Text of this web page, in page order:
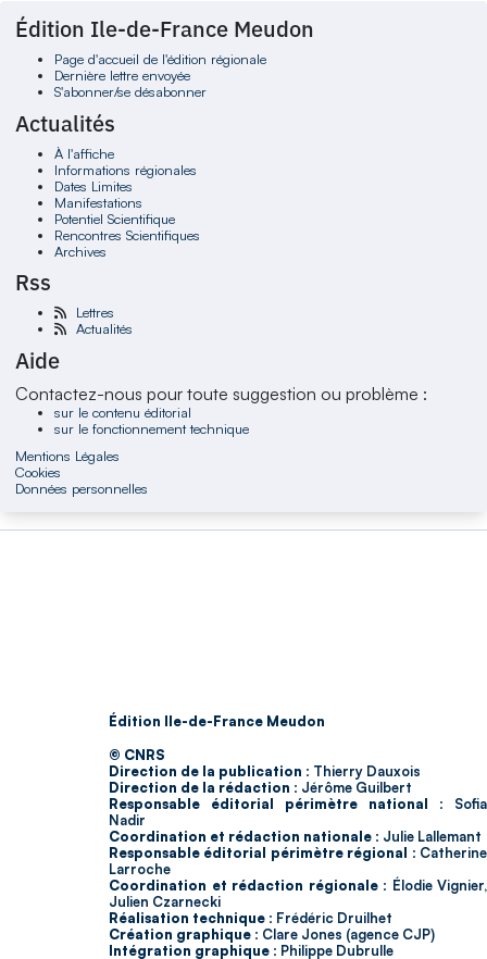
Édition Ile-de-France Meudon
Page d'accueil de l'édition régionale
Dernière lettre envoyée
S'abonner/se désabonner
Actualités
À l'affiche
Informations régionales
Dates Limites
Manifestations
Potentiel Scientifique
Rencontres Scientifiques
Archives
Rss
Lettres
Actualités
Aide
Contactez-nous pour toute suggestion ou problème :
sur le contenu éditorial
sur le fonctionnement technique
Mentions Légales
Cookies
Données personnelles
Édition Ile-de-France Meudon
© CNRS
Direction de la publication : Thierry Dauxois
Direction de la rédaction : Jérôme Guilbert
Responsable éditorial périmètre national : Sofia
Nadir
Coordination et rédaction nationale : Julie Lallemant
Responsable éditorial périmètre régional : Catherine
Larroche
Coordination et rédaction régionale : Élodie Vignier,
Julien Czarnecki
Réalisation technique : Frédéric Druilhet
Création graphique : Clare Jones (agence CJP)
Intégration graphique : Philippe Dubrulle